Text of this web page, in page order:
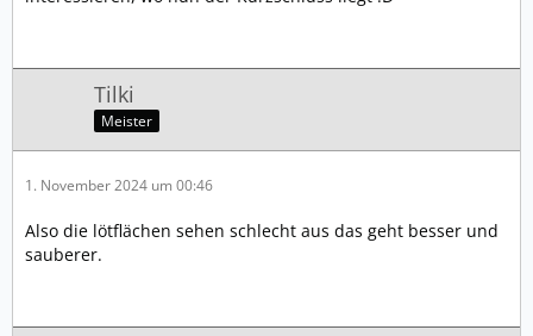
Tilki
Meister
1. November 2024 um 00:46
Also die lötflächen sehen schlecht aus das geht besser und
sauberer.